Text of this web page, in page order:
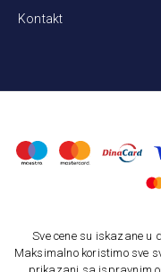
Kontakt
Sve cene su iskazane u
Maksimalno koristimo sve